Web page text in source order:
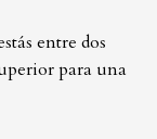
entre dos
para una